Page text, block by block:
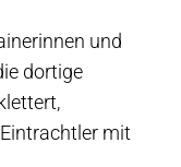
und
dortige
mit